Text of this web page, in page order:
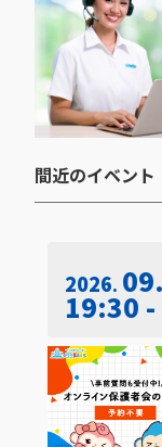
間近のイベント​
2026
19:30